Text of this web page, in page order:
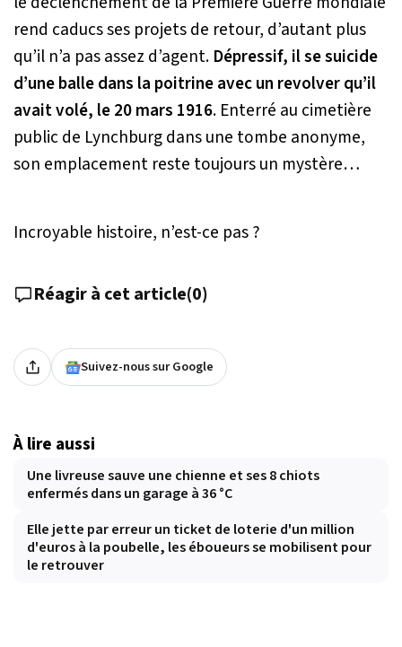
rend caducs ses projets de retour, d’autant plus
qu’il n’a pas assez d’agent. Dépressif, il se suicide
d’une balle dans la poitrine avec un revolver qu’il
avait volé, le 20 mars 1916. Enterré au cimetière
public de Lynchburg dans une tombe anonyme,
son emplacement reste toujours un mystère…
Incroyable histoire, n’est-ce pas ?
Réagir à cet article(0)
Suivez-nous sur Google
À lire aussi
Une livreuse sauve une chienne et ses 8 chiots
enfermés dans un garage à 36 °C
Elle jette par erreur un ticket de loterie d'un million
d'euros à la poubelle, les éboueurs se mobilisent pour
le retrouver